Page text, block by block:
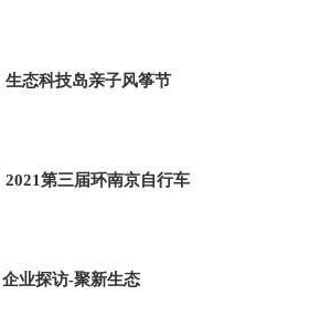
生态科技岛亲子风筝节
2021第三届环南京自行车
业探访-聚新生态